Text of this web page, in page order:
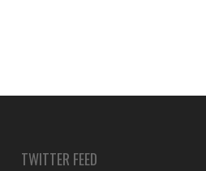
TWITTER FEED